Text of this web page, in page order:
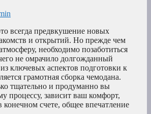
всегда предвкушение новых
и открытий. Но прежде чем
необходимо позаботиться
не омрачило долгожданный
ключевых аспектов подготовки к
грамотная сборка чемодана.
тщательно и продуманно вы
процессу, зависит ваш комфорт,
конечном счете, общее впечатление